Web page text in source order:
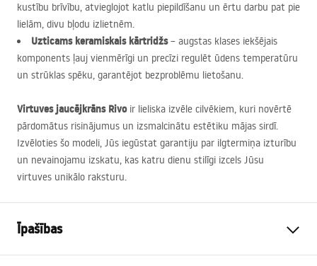
kustību brīvību, atvieglojot katlu piepildīšanu un ērtu darbu pat pie
lielām, divu bļodu izlietnēm.
Uzticams keramiskais kārtridžs– augstas klases iekšējais
komponents ļauj vienmērīgi un precīzi regulēt ūdens temperatūru
un strūklas spēku, garantējot bezproblēmu lietošanu.
Virtuves jaucējkrāns Rivoir lieliska izvēle cilvēkiem, kuri novērtē
pārdomātus risinājumus un izsmalcinātu estētiku mājas sirdī.
Izvēloties šo modeli, Jūs iegūstat garantiju par ilgtermiņa izturību
un nevainojamu izskatu, kas katru dienu stilīgi izcels Jūsu
virtuves unikālo raksturu.
Īpašības